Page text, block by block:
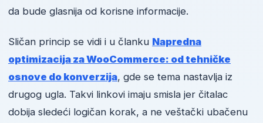
da bude glasnija od korisne informacije.
Sličan princip se vidi i u članku Napredna
optimizacija za WooCommerce: od tehničke
osnove do konverzija, gde se tema nastavlja iz
drugog ugla. Takvi linkovi imaju smisla jer čitalac
dobija sledeći logičan korak, a ne veštački ubačenu